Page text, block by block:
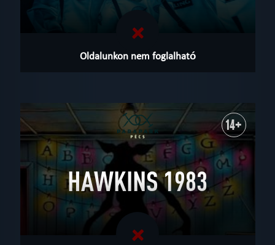
Oldalunkon nem foglalható
14+
HAWKINS 1983